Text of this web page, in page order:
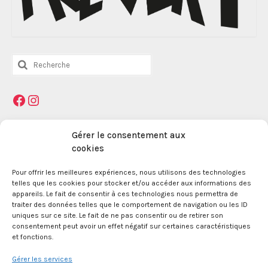
Gérer le consentement aux
cookies
Pour offrir les meilleures expériences, nous utilisons des technologies
telles que les cookies pour stocker et/ou accéder aux informations des
appareils. Le fait de consentir à ces technologies nous permettra de
traiter des données telles que le comportement de navigation ou les ID
uniques sur ce site. Le fait de ne pas consentir ou de retirer son
consentement peut avoir un effet négatif sur certaines caractéristiques
et fonctions.
Gérer les services
Rechercher
:
Facebook
Instagram
Mentions légales
La Maison des Jeunes et de la Culture Jacques
Prévert est une association enregistrée le 09
décembre 1959 auprès de la Préfecture des Bouches
du Rhône.
Provence.